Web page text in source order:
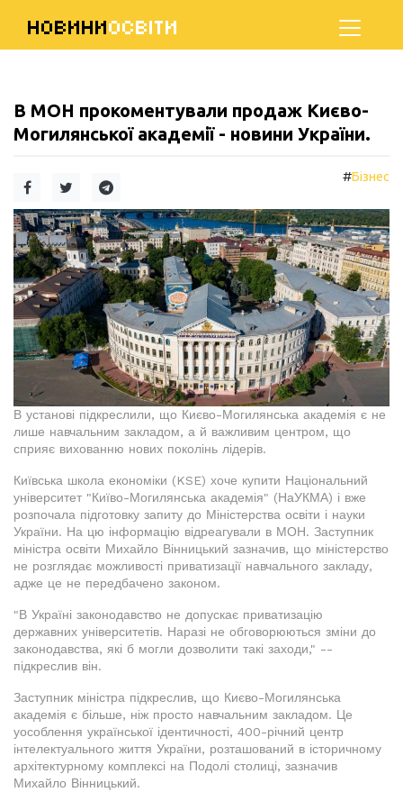
НОВИНИОСВІТИ
В МОН прокоментували продаж Києво-
Могилянської академії - новини України.
#Бізнес
В установі підкреслили, що Києво-Могилянська академія є не
лише навчальним закладом, а й важливим центром, що
сприяє вихованню нових поколінь лідерів.
Київська школа економіки (KSE) хоче купити Національний
університет "Київо-Могилянська академія" (НаУКМА) і вже
розпочала підготовку запиту до Міністерства освіти і науки
України. На цю інформацію відреагували в МОН. Заступник
міністра освіти Михайло Вінницький зазначив, що міністерство
не розглядає можливості приватизації навчального закладу,
адже це не передбачено законом.
"В Україні законодавство не допускає приватизацію
державних університетів. Наразі не обговорюються зміни до
законодавства, які б могли дозволити такі заходи," --
підкреслив він.
Заступник міністра підкреслив, що Києво-Могилянська
академія є більше, ніж просто навчальним закладом. Це
уособлення української ідентичності, 400-річний центр
інтелектуального життя України, розташований в історичному
архітектурному комплексі на Подолі столиці, зазначив
Михайло Вінницький.